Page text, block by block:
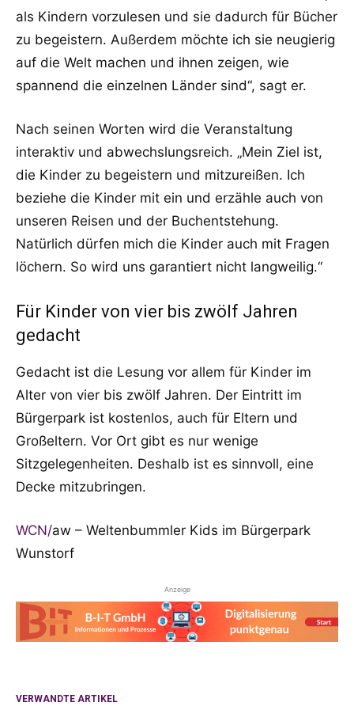
als Kindern vorzulesen und sie dadurch für Bücher
zu begeistern. Außerdem möchte ich sie neugierig
auf die Welt machen und ihnen zeigen, wie
spannend die einzelnen Länder sind“, sagt er.
Nach seinen Worten wird die Veranstaltung
interaktiv und abwechslungsreich. „Mein Ziel ist,
die Kinder zu begeistern und mitzureißen. Ich
beziehe die Kinder mit ein und erzähle auch von
unseren Reisen und der Buchentstehung.
Natürlich dürfen mich die Kinder auch mit Fragen
löchern. So wird uns garantiert nicht langweilig.“
Für Kinder von vier bis zwölf Jahren
gedacht
Gedacht ist die Lesung vor allem für Kinder im
Alter von vier bis zwölf Jahren. Der Eintritt im
Bürgerpark ist kostenlos, auch für Eltern und
Großeltern. Vor Ort gibt es nur wenige
Sitzgelegenheiten. Deshalb ist es sinnvoll, eine
Decke mitzubringen.
WCN/aw – Weltenbummler Kids im Bürgerpark
Wunstorf
Anzeige
VERWANDTE ARTIKEL